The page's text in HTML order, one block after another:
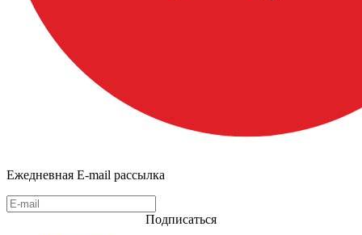
Ежедневная E-mail рассылка
Подписаться